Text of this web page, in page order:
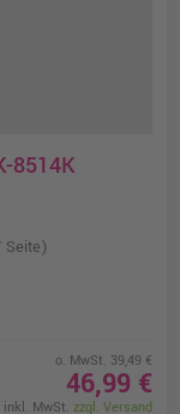
8514K
Seite)
o. MwSt. 39,49 €
46,99 €
inkl. MwSt. zzgl. Versand